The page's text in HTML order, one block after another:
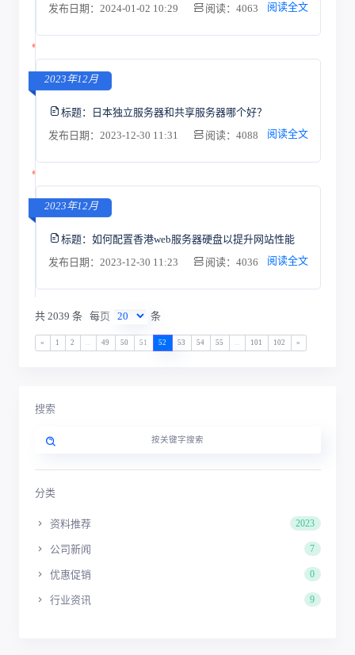
发布日期：2024-01-02 10:29
阅读：4063 阅读全文
2023年12月
标题：
日本独立服务器和共享服务器哪个好？
发布日期：2023-12-30 11:31
阅读：4088 阅读全文
2023年12月
标题： 如何配置香港web服务器硬盘以提升网站性能
发布日期：2023-12-30 11:23
阅读：4036 阅读全文
共 2039 条 每页 条
« 1 2 49 50 51 52 53 54 55 101 102 »
搜索
分类
资料推荐 2023
公司新闻 7
优惠促销 0
行业资讯 9